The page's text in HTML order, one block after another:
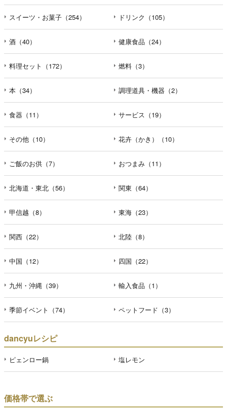
スイーツ・お菓子（254） ドリンク（105）
酒（40） 健康食品（24）
料理セット（172） 燃料（3）
本（34） 調理道具・機器（2）
食器（11） サービス（19）
その他（10） 花卉（かき）（10）
ご飯のお供（7） おつまみ（11）
北海道・東北（56） 関東（64）
甲信越（8） 東海（23）
関西（22） 北陸（8）
中国（12） 四国（22）
九州・沖縄（39） 輸入食品（1）
季節イベント（74） ペットフード（3）
dancyuレシピ
ピェンロー鍋 塩レモン
価格帯で選ぶ